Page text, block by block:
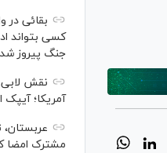
بقائی در
کسی بتواند
جنگ پیروز
نقش لابی
آمریکا؛ آیپک
عربستان،
مشترک امضا